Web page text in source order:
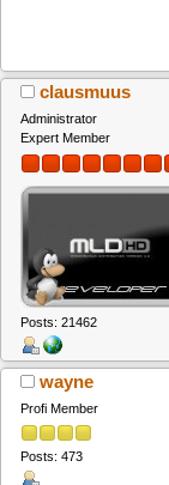
clausmuus
Administrator
Expert Member
Posts: 21462
wayne
Profi Member
Posts: 473